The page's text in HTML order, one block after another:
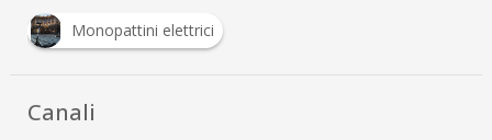
Monopattini elettrici
Canali